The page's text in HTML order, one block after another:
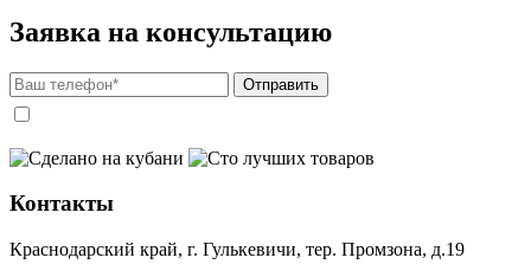
Заявка на консультацию
Отправить
Контакты
Краснодарский край, г. Гулькевичи, тер. Промзона, д.19